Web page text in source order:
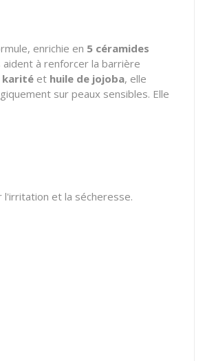
enrichie en 5 céramides
à renforcer la barrière
karité et huile de jojoba, elle
sur peaux sensibles. Elle
et la sécheresse.